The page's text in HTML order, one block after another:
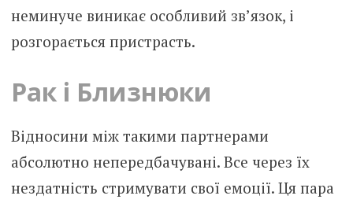
неминуче виникає особливий зв’язок, і
розгорається пристрасть.
Рак і Близнюки
Відносини між такими партнерами
абсолютно непередбачувані. Все через їх
нездатність стримувати свої емоції. Ця пара